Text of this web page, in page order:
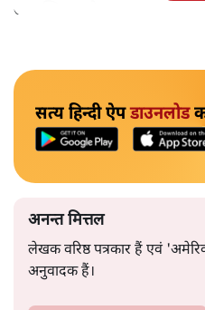
उपलब्धि बताने पर मजबूर होना
सत्य हिन्दी ऐपडाउनलोड
अनन्त मित्तल
लेखक वरिष्ठ पत्रकार हैं एवं
अनुवादक हैं।